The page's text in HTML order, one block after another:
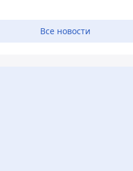
Все новости